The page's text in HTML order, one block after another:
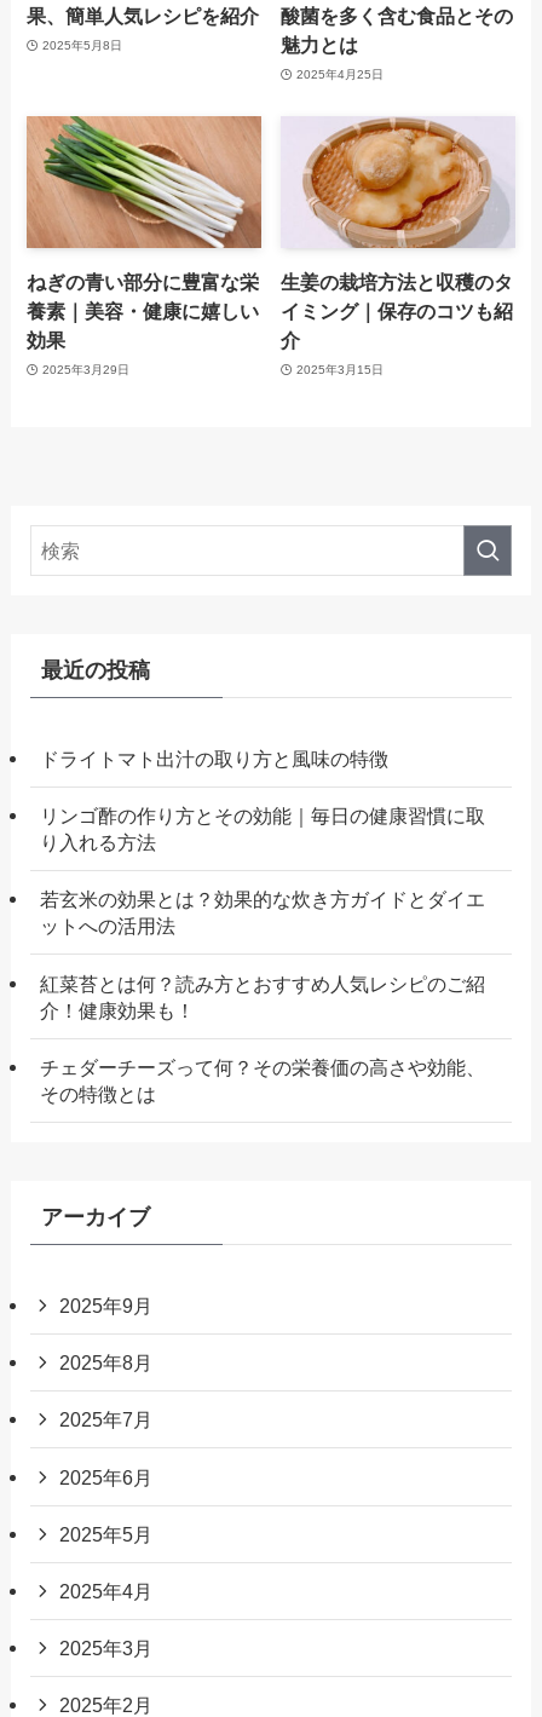
果、簡単人気レシピを紹介
2025年5月8日
酸菌を多く含む食品とその
魅力とは
2025年4月25日
ねぎの青い部分に豊富な栄
養素｜美容・健康に嬉しい
効果
2025年3月29日
生姜の栽培方法と収穫のタ
イミング｜保存のコツも紹
介
2025年3月15日
最近の投稿
ドライトマト出汁の取り方と風味の特徴
リンゴ酢の作り方とその効能｜毎日の健康習慣に取
り入れる方法
若玄米の効果とは？効果的な炊き方ガイドとダイエ
ットへの活用法
紅菜苔とは何？読み方とおすすめ人気レシピのご紹
介！健康効果も！
チェダーチーズって何？その栄養価の高さや効能、
その特徴とは
アーカイブ
2025年9月
2025年8月
2025年7月
2025年6月
2025年5月
2025年4月
2025年3月
2025年2月